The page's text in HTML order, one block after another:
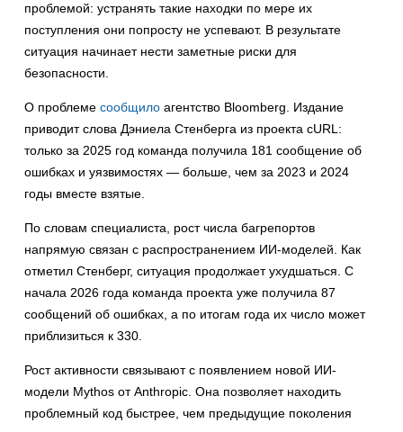
проблемой: устранять такие находки по мере их
поступления они попросту не успевают. В результате
ситуация начинает нести заметные риски для
безопасности.
О проблеме сообщило агентство Bloomberg. Издание
приводит слова Дэниела Стенберга из проекта cURL:
только за 2025 год команда получила 181 сообщение об
ошибках и уязвимостях — больше, чем за 2023 и 2024
годы вместе взятые.
По словам специалиста, рост числа багрепортов
напрямую связан с распространением ИИ-моделей. Как
отметил Стенберг, ситуация продолжает ухудшаться. С
начала 2026 года команда проекта уже получила 87
сообщений об ошибках, а по итогам года их число может
приблизиться к 330.
Рост активности связывают с появлением новой ИИ-
модели Mythos от Anthropic. Она позволяет находить
проблемный код быстрее, чем предыдущие поколения